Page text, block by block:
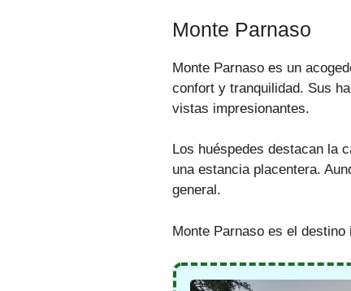
Monte Parnaso
Monte Parnaso es un
confort y tranquilidad. Sus
vistas impresionantes.
Los huéspedes destacan la
una estancia placentera.
general.
Monte Parnaso es el